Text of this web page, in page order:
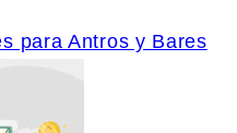
para Antros y Bares